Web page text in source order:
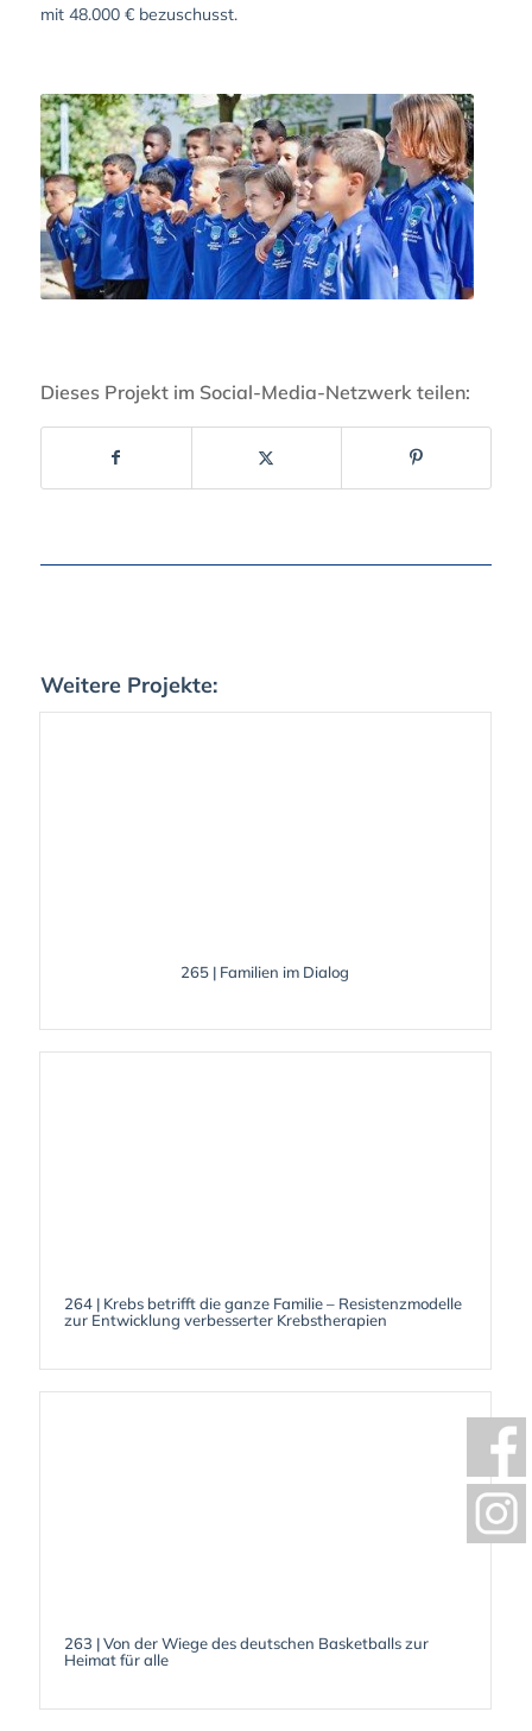
mit 48.000 € bezuschusst.
Dieses Projekt im Social-Media-Netzwerk teilen:
Weitere Projekte:
265 | Familien im Dialog
264 | Krebs betrifft die ganze Familie – Resistenzmodelle
zur Entwicklung verbesserter Krebstherapien
263 | Von der Wiege des deutschen Basketballs zur
Heimat für alle